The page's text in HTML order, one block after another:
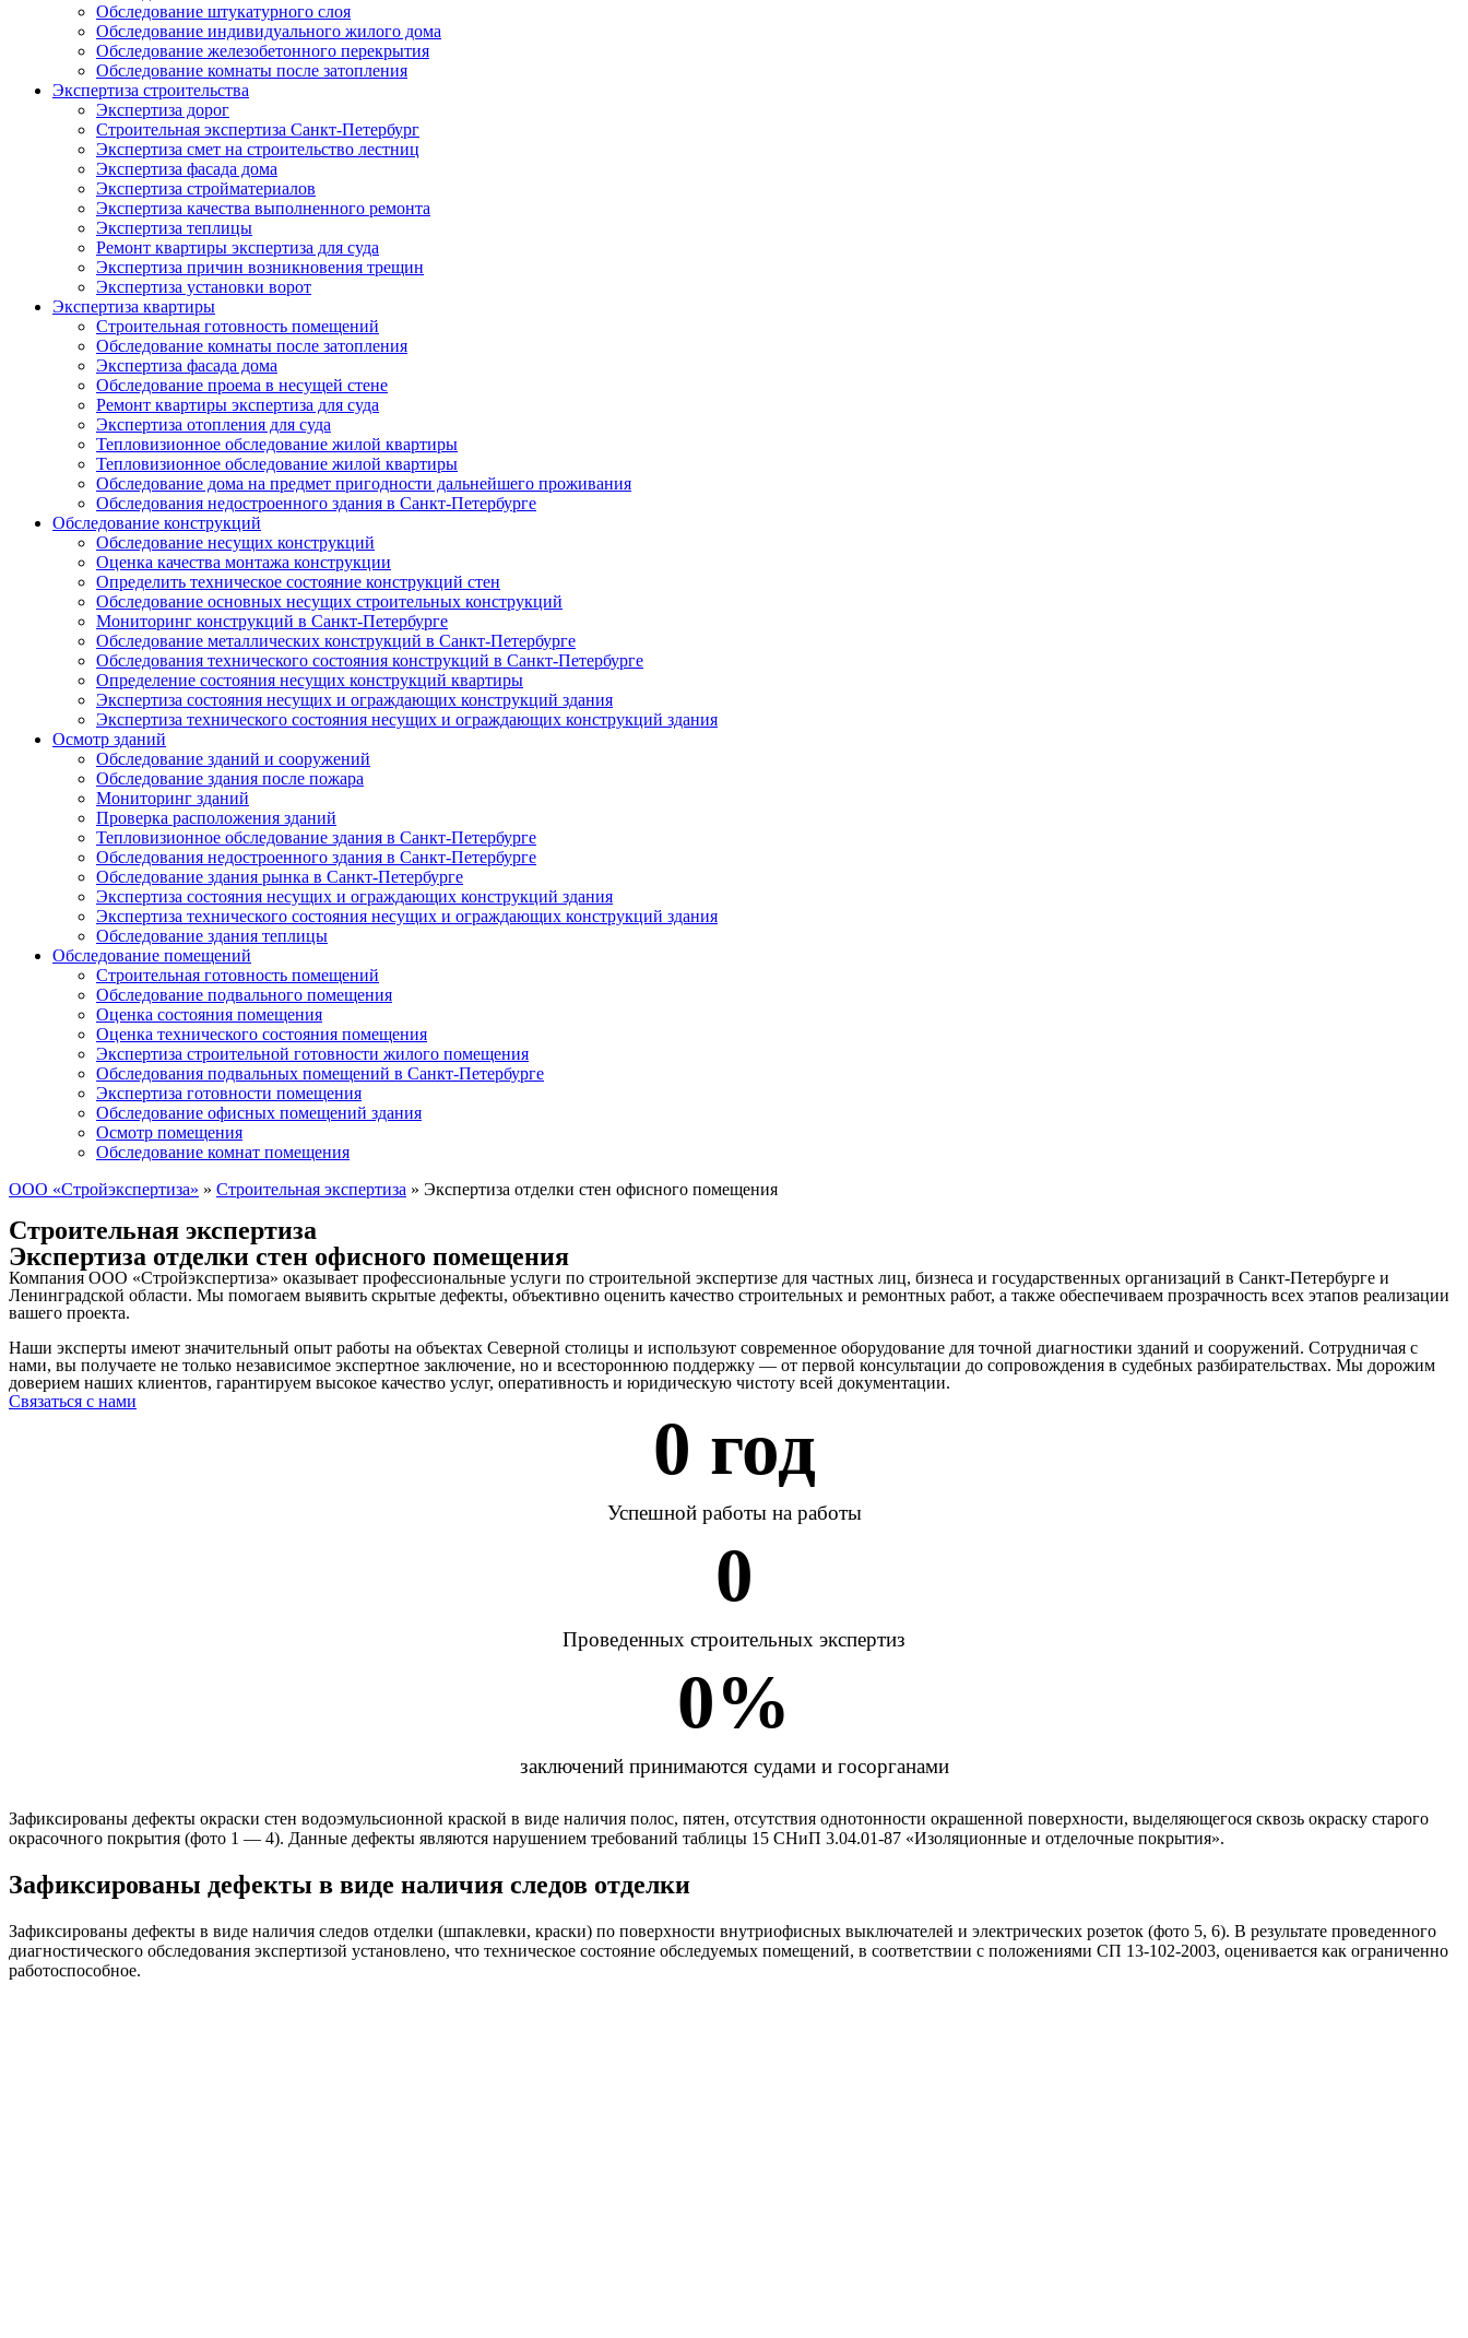
Обследование штукатурного слоя
Обследование индивидуального жилого дома
Обследование железобетонного перекрытия
Обследование комнаты после затопления
Экспертиза строительства
Экспертиза дорог
Строительная экспертиза Санкт-Петербург
Экспертиза смет на строительство лестниц
Экспертиза фасада дома
Экспертиза стройматериалов
Экспертиза качества выполненного ремонта
Экспертиза теплицы
Ремонт квартиры экспертиза для суда
Экспертиза причин возникновения трещин
Экспертиза установки ворот
Экспертиза квартиры
Строительная готовность помещений
Обследование комнаты после затопления
Экспертиза фасада дома
Обследование проема в несущей стене
Ремонт квартиры экспертиза для суда
Экспертиза отопления для суда
Тепловизионное обследование жилой квартиры
Тепловизионное обследование жилой квартиры
Обследование дома на предмет пригодности дальнейшего проживания
Обследования недостроенного здания в Санкт-Петербурге
Обследование конструкций
Обследование несущих конструкций
Оценка качества монтажа конструкции
Определить техническое состояние конструкций стен
Обследование основных несущих строительных конструкций
Мониторинг конструкций в Санкт-Петербурге
Обследование металлических конструкций в Санкт-Петербурге
Обследования технического состояния конструкций в Санкт-Петербурге
Определение состояния несущих конструкций квартиры
Экспертиза состояния несущих и ограждающих конструкций здания
Экспертиза технического состояния несущих и ограждающих конструкций здания
Осмотр зданий
Обследование зданий и сооружений
Обследование здания после пожара
Мониторинг зданий
Проверка расположения зданий
Тепловизионное обследование здания в Санкт-Петербурге
Обследования недостроенного здания в Санкт-Петербурге
Обследование здания рынка в Санкт-Петербурге
Экспертиза состояния несущих и ограждающих конструкций здания
Экспертиза технического состояния несущих и ограждающих конструкций здания
Обследование здания теплицы
Обследование помещений
Строительная готовность помещений
Обследование подвального помещения
Оценка состояния помещения
Оценка технического состояния помещения
Экспертиза строительной готовности жилого помещения
Обследования подвальных помещений в Санкт-Петербурге
Экспертиза готовности помещения
Обследование офисных помещений здания
Осмотр помещения
Обследование комнат помещения
ООО «Стройэкспертиза» » Строительная экспертиза » Экспертиза отделки стен офисного помещения
Строительная экспертиза
Экспертиза отделки стен офисного помещения
Компания ООО «Стройэкспертиза» оказывает профессиональные услуги по строительной экспертизе для частных лиц, бизнеса и государственных организаций в Санкт-Петербурге и
Ленинградской области. Мы помогаем выявить скрытые дефекты, объективно оценить качество строительных и ремонтных работ, а также обеспечиваем прозрачность всех этапов реализации
вашего проекта.
Наши эксперты имеют значительный опыт работы на объектах Северной столицы и используют современное оборудование для точной диагностики зданий и сооружений. Сотрудничая с
нами, вы получаете не только независимое экспертное заключение, но и всестороннюю поддержку — от первой консультации до сопровождения в судебных разбирательствах. Мы дорожим
доверием наших клиентов, гарантируем высокое качество услуг, оперативность и юридическую чистоту всей документации.
Связаться с нами
0 год
Успешной работы на работы
0
Проведенных строительных экспертиз
0%
заключений принимаются судами и госорганами
Зафиксированы дефекты окраски стен водоэмульсионной краской в виде наличия полос, пятен, отсутствия однотонности окрашенной поверхности, выделяющегося сквозь окраску старого
окрасочного покрытия (фото 1 — 4). Данные дефекты являются нарушением требований таблицы 15 СНиП 3.04.01-87 «Изоляционные и отделочные покрытия».
Зафиксированы дефекты в виде наличия следов отделки
Зафиксированы дефекты в виде наличия следов отделки (шпаклевки, краски) по поверхности внутриофисных выключателей и электрических розеток (фото 5, 6). В результате проведенного
диагностического обследования экспертизой установлено, что техническое состояние обследуемых помещений, в соответствии с положениями СП 13-102-2003, оценивается как ограниченно
работоспособное.